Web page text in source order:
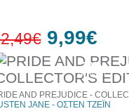
20%
έκπτωση
9,99€
AND PREJUDICE -
JANE - ΟΣΤΕΝ ΤΖΕΪΝ